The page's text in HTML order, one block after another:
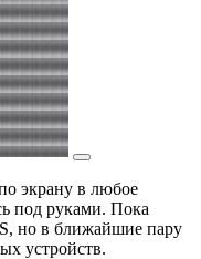
экрану в любое
под руками. Пока
но в ближайшие пару
устройств.